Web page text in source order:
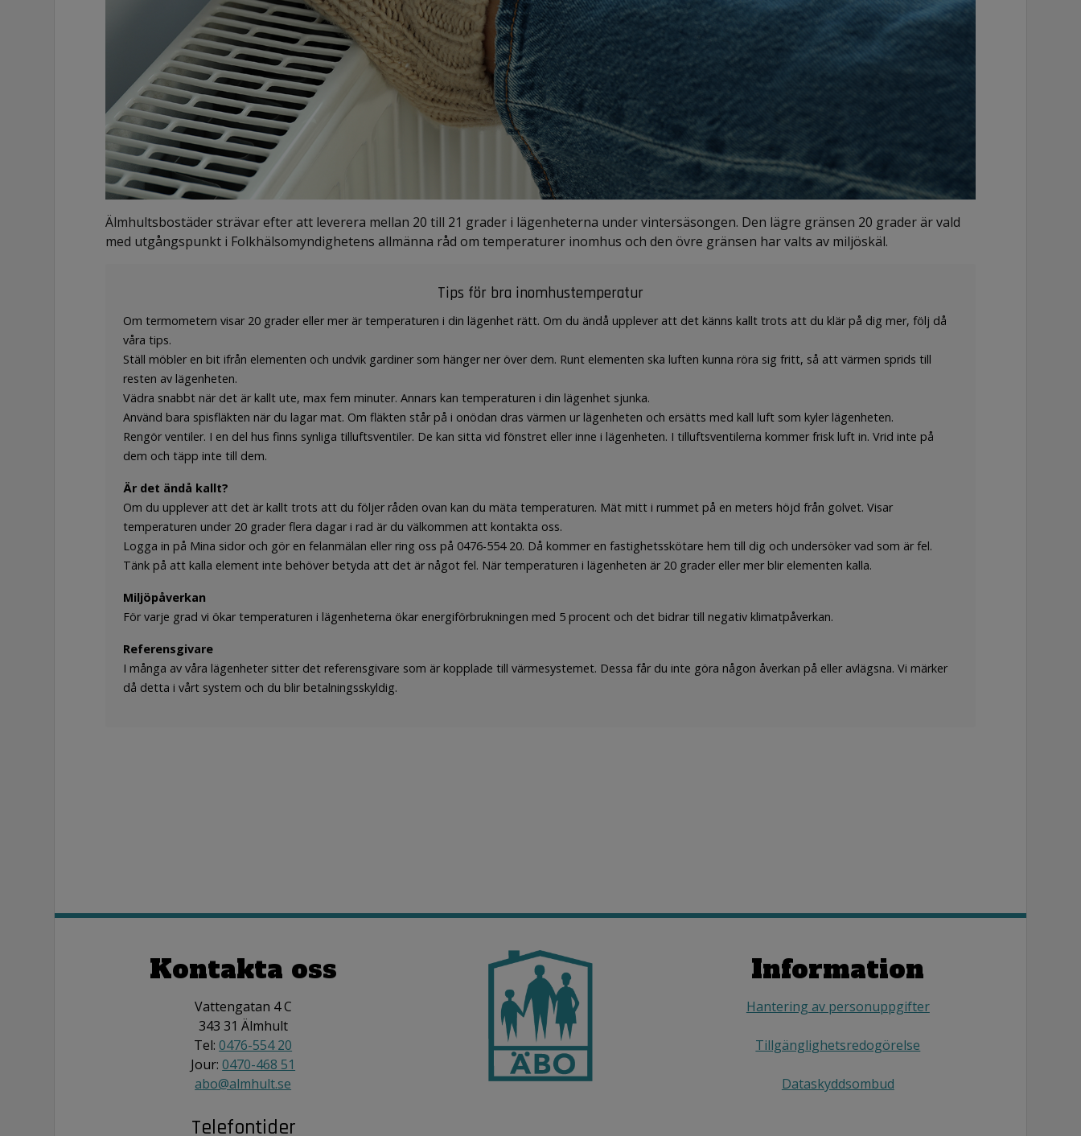
Älmhultsbostäder strävar efter att leverera mellan 20 till 21 grader i lägenheterna under vintersäsongen. Den lägre gränsen 20 grader är vald
med utgångspunkt i Folkhälsomyndighetens allmänna råd om temperaturer inomhus och den övre gränsen har valts av miljöskäl.
Tips för bra inomhustemperatur
Om termometern visar 20 grader eller mer är temperaturen i din lägenhet rätt. Om du ändå upplever att det känns kallt trots att du klär på dig mer, följ då
våra tips.
Ställ möbler en bit ifrån elementen och undvik gardiner som hänger ner över dem. Runt elementen ska luften kunna röra sig fritt, så att värmen sprids till
resten av lägenheten.
Vädra snabbt när det är kallt ute, max fem minuter. Annars kan temperaturen i din lägenhet sjunka.
Använd bara spisfläkten när du lagar mat. Om fläkten står på i onödan dras värmen ur lägenheten och ersätts med kall luft som kyler lägenheten.
Rengör ventiler. I en del hus finns synliga tilluftsventiler. De kan sitta vid fönstret eller inne i lägenheten. I tilluftsventilerna kommer frisk luft in. Vrid inte på
dem och täpp inte till dem.
Är det ändå kallt?
Om du upplever att det är kallt trots att du följer råden ovan kan du mäta temperaturen. Mät mitt i rummet på en meters höjd från golvet. Visar
temperaturen under 20 grader flera dagar i rad är du välkommen att kontakta oss.
Logga in på Mina sidor och gör en felanmälan eller ring oss på 0476-554 20. Då kommer en fastighetsskötare hem till dig och undersöker vad som är fel.
Tänk på att kalla element inte behöver betyda att det är något fel. När temperaturen i lägenheten är 20 grader eller mer blir elementen kalla.
Miljöpåverkan
För varje grad vi ökar temperaturen i lägenheterna ökar energiförbrukningen med 5 procent och det bidrar till negativ klimatpåverkan.
Referensgivare
I många av våra lägenheter sitter det referensgivare som är kopplade till värmesystemet. Dessa får du inte göra någon åverkan på eller avlägsna. Vi märker
då detta i vårt system och du blir betalningsskyldig.
Kontakta oss
Vattengatan 4 C
343 31 Älmhult
Tel:0476-554 20
Jour:0470-468 51
abo@almhult.se
Telefontider
Information
Hantering av personuppgifter
Tillgänglighetsredogörelse
Dataskyddsombud